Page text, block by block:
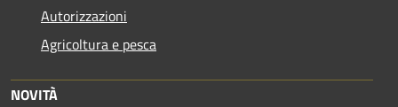
Autorizzazioni
Agricoltura e pesca
NOVITÀ